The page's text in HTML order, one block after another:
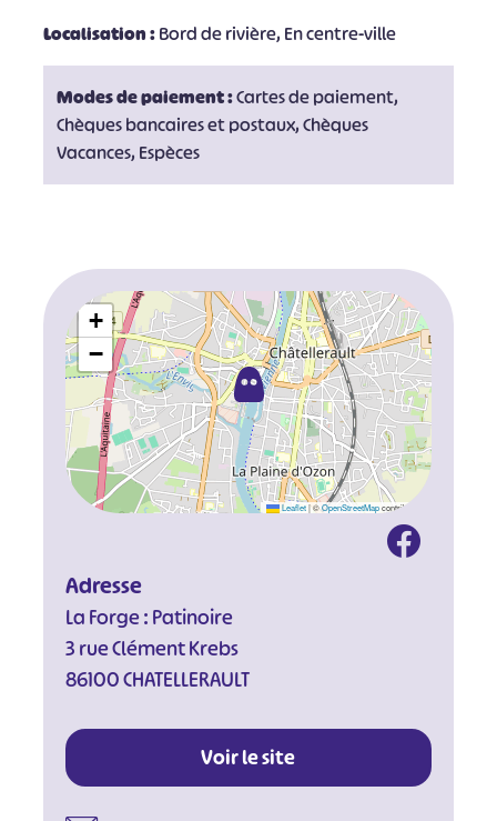
Localisation :Bord de rivière, En centre-ville
Modes de paiement :Cartes de paiement,
Chèques bancaires et postaux, Chèques
Vacances, Espèces
+
−
Leaflet |©OpenStreetMapcontributors
Adresse
La Forge : Patinoire
3 rue Clément Krebs
86100 CHATELLERAULT
Voir le site